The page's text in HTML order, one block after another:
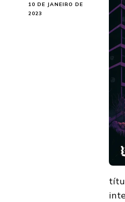
10 DE JANEIRO DE
2023